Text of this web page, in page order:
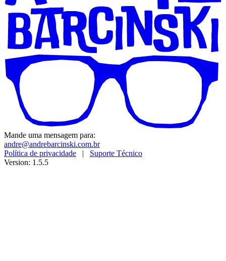
Mande uma mensagem para:
andre@andrebarcinski.com.br
Política de privacidade | Suporte Técnico
Version: 1.5.5